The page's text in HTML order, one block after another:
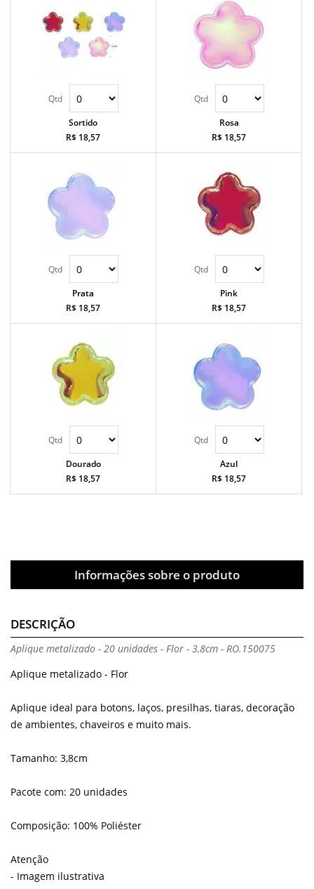
Sortido
R$ 18,57
Rosa
R$ 18,57
Prata
R$ 18,57
Pink
R$ 18,57
Dourado
R$ 18,57
Azul
R$ 18,57
Informações sobre o produto
DESCRIÇÃO
Aplique metalizado - 20 unidades - Flor - 3,8cm - RO.150075
Aplique metalizado - Flor
Aplique ideal para botons, laços, presilhas, tiaras, decoração
de ambientes, chaveiros e muito mais.
Tamanho: 3,8cm
Pacote com: 20 unidades
Composição: 100% Poliéster
Atenção
- Imagem ilustrativa